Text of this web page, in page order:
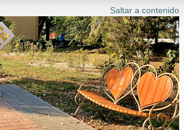
Saltar a contenido